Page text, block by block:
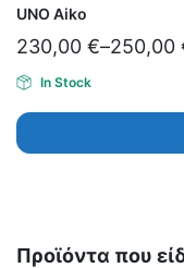
UNO Aiko
230,00 €–250,00
In Stock
Προϊόντα που